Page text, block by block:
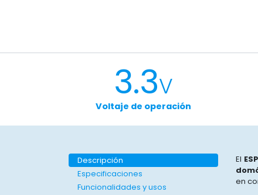
3.3V
Voltaje de operación
Descripción
Especificaciones
Funcionalidades y usos
El
en